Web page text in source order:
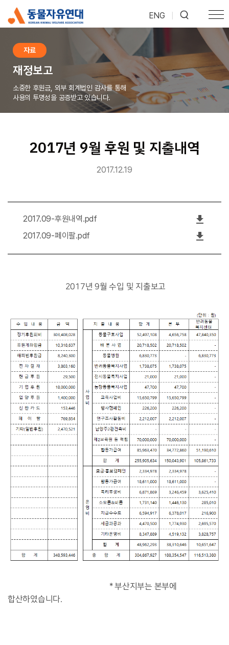
ENG
자료
재정보고
소중한 후원금, 외부 회계법인 감사를 통해
사용의 투명성을 공증받고 있습니다.
2017년 9월 후원 및 지출내역
2017.12.19
2017.09-후원내역.pdf file_download
2017.09-페이팔.pdf file_download
2017년 9월 수입 및 지출보고
* 부산지부는 본부에
합산하였습니다.